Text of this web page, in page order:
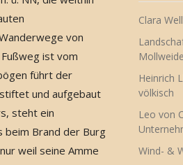
von
ist vom
führt der
und aufgebaut
steht ein
beim Brand der Burg
weil seine Amme
Clara
Mollweide
Heinrich
völkisch
Leo von
Wind- &